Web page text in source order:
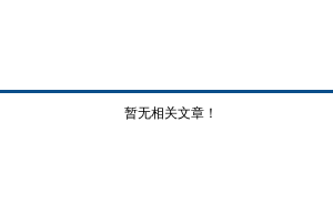
暂无相关文章！